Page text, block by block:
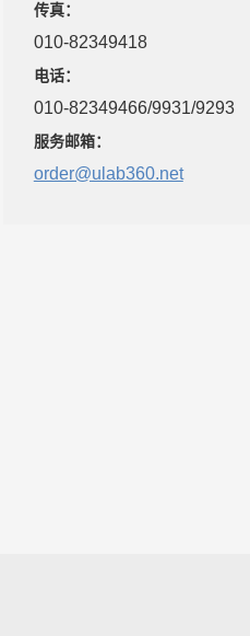
传真：
010-82349418
电话：
010-82349466/9931/9293
服务邮箱：
order@ulab360.net